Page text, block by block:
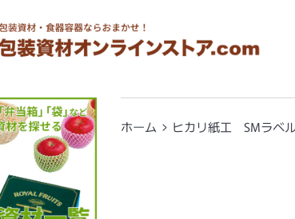
ホーム › ヒカリ紙工 SMラベ